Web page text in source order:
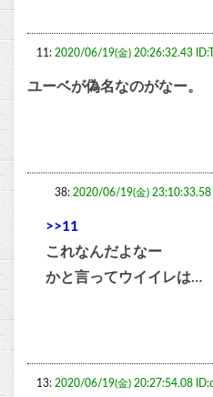
11: 2020/06/19(金) 20:26:32.43
ユーベが偽名なのがなー。
38: 2020/06/19(金)
>>11
これなんだよなー
かと言ってウイイレは…
13: 2020/06/19(金) 20:27:54.08